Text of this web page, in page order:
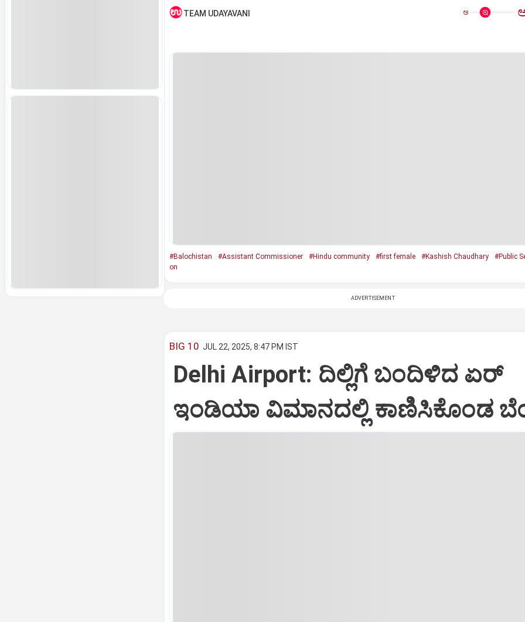
TEAM UDAYAVANI ಅ
#Balochistan #Assistant Commissioner #Hindu community #first female #Kashish Chaudhary
#Public
on
ADVERTISEMENT
BIG 10 JUL 22, 2025, 8:47 PM IST
Delhi Airport: ದಿಲ್ಲಿಗೆ ಬಂದಿಳಿದ ಏರ್‌
ಇಂಡಿಯಾ ವಿಮಾನದಲ್ಲಿ ಕಾಣಿಸಿಕೊಂಡ